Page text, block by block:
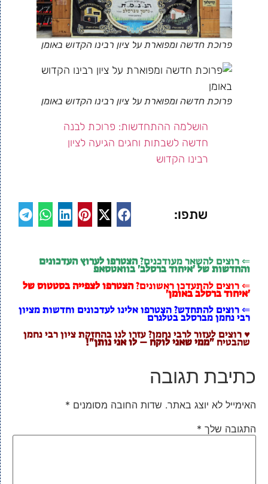
פרוכת חדשה ומפוארת על ציון רבינו הקדוש באומן
פרוכת חדשה ומפוארת על ציון רבינו הקדוש באומן
הושלמה ההתחדשות: פרוכת לבנה
חדשה לשבתות וחגים הגיעה לציון
רבינו הקדוש
שתפו:
⇐ רוצים להשאר מעודכנים?הצטרפו לערוץ העדכונים
והחדשות של 'איחוד ברסלב' בוואטסאפ
⇐ רוצים להתעדכן ראשונים?הצטרפו לצפייה בסטטוס של
'איחוד ברסלב באומן'
⇐ רוצים להתחדש? הצטרפו אלינו לעדכונים וחדשות מציון
רבי נחמן מברסלב בטלגרם
♥ רוצים לעזור לרבי נחמן? עזרו לנו בהחזקת ציון רבי נחמן
שהבטיח"ממי שאני לוקח – לו אני נותן"!
כתיבת תגובה
האימייל לא יוצג באתר. שדות החובה מסומנים *
התגובה שלך *